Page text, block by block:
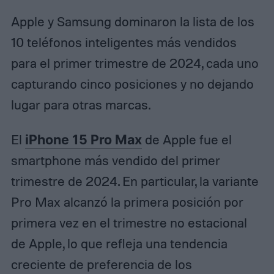
Apple y Samsung dominaron la lista de los
10 teléfonos inteligentes más vendidos
para el primer trimestre de 2024, cada uno
capturando cinco posiciones y no dejando
lugar para otras marcas.
El iPhone 15 Pro Maxde Apple fue el
smartphone más vendido del primer
trimestre de 2024. En particular, la variante
Pro Max alcanzó la primera posición por
primera vez en el trimestre no estacional
de Apple, lo que refleja una tendencia
creciente de preferencia de los